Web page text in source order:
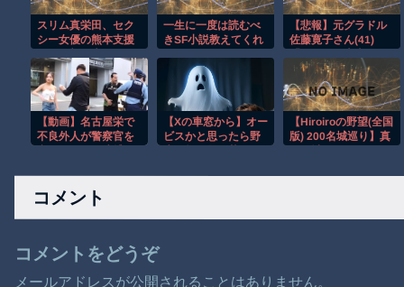
スリム真栄田、セク
シー女優の熊本支援
ゃり 「汚いお金と批
判してる奴ら…」
一生に一度は読むべ
きSF小説教えてくれ
【悲報】元グラドル
佐藤寛子さん(41)
りたくなかった」
【動画】名古屋栄で
不良外人が警察官を
【Xの車窓から】オー
ビスかと思ったら野
【Hiroiroの野望(全国
版) 200名城巡り】真
コメント
コメントをどうぞ
メールアドレスが公開されることはありません。